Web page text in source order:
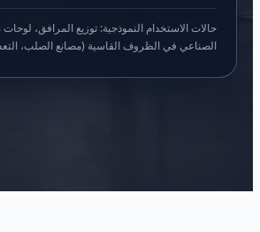
الصناعي في الظروف القاسية (مصانع الصلب،